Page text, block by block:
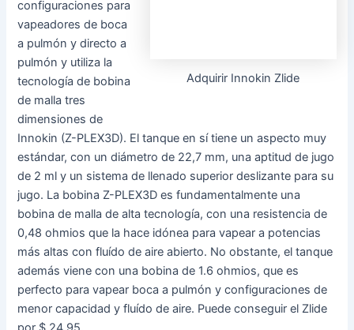
en la parte de arriba, por lo cual dibujan aire cerca de la
bobina radial antes que llegue a la boquilla. Trabaja de
forma increíble y cuesta solo $ 19,99.
2 – GeekVape Zeus
Adquirir GeekVape Zeus
El Zeus de GeekVape
es un tanque de sub
ohmios con un
diseño a prueba de
fugas que viene con
bobinas de malla de serie. El tanque tiene un diseño de
llenado superior, con un sistema de rosca para entrar, y el
tanque tiene una aptitud de 5 ml debido al vidrio burbuja
(con una versión EU de 2 ml además utilizable). Tiene un
sistema de fluído de aire superior para asegurar que el